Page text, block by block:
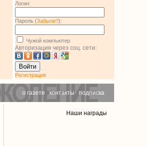
Логин:
Пароль (Забыли?):
Чужой компьютер
Авторизация через соц. сети:
Войти
Регистрация
о газете |контакты| подписка
Наши награды